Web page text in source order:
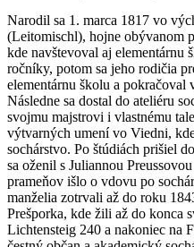
Narodil sa 1. marca 1817 vo
(Leitomischl), hojne obývanom
kde navštevoval aj elementárnu
ročníky, potom sa jeho rodičia
elementárnu školu a pokračoval
Následne sa dostal do ateliéru
svojmu majstrovi i vlastnému
výtvarných umení vo Viedni,
sochárstvo. Po štúdiách prišiel
sa oženil s Juliannou
prameňov išlo o vdovu po
manželia zotrvali až do roku
Prešporka, kde žili až do konca
Lichtensteig 240 a nakoniec na